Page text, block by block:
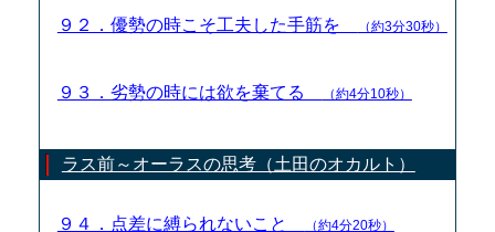
９２．優勢の時こそ工夫した手筋を （約3分30秒）
９３．劣勢の時には欲を棄てる （約4分10秒）
ラス前～オーラスの思考（土田のオカルト）
９４．点差に縛られないこと （約4分20秒）